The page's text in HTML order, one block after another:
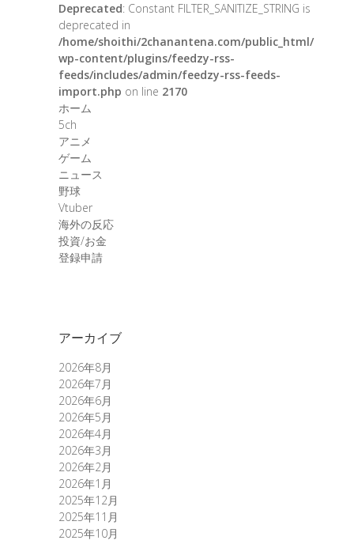
Deprecated: Constant FILTER_SANITIZE_STRING is
deprecated in
/home/shoithi/2chanantena.com/public_html/
wp-content/plugins/feedzy-rss-
feeds/includes/admin/feedzy-rss-feeds-
import.php on line 2170
ホーム
5ch
アニメ
ゲーム
ニュース
野球
Vtuber
海外の反応
投資/お金
登録申請
アーカイブ
2026年8月
2026年7月
2026年6月
2026年5月
2026年4月
2026年3月
2026年2月
2026年1月
2025年12月
2025年11月
2025年10月